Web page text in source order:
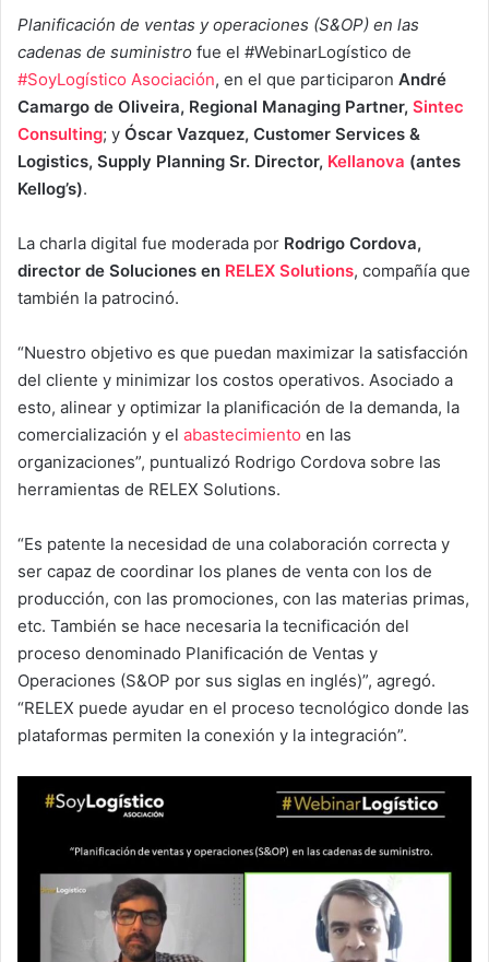
Planificación de ventas y operaciones (S&OP) en las
cadenas de suministro fue el #WebinarLogístico de
#SoyLogístico Asociación, en el que participaron André
Camargo de Oliveira, Regional Managing Partner, Sintec
Consulting; y Óscar Vazquez, Customer Services &
Logistics, Supply Planning Sr. Director, Kellanova (antes
Kellog’s).
La charla digital fue moderada por Rodrigo Cordova,
director de Soluciones en RELEX Solutions, compañía que
también la patrocinó.
“Nuestro objetivo es que puedan maximizar la satisfacción
del cliente y minimizar los costos operativos. Asociado a
esto, alinear y optimizar la planificación de la demanda, la
comercialización y el abastecimiento en las
organizaciones”, puntualizó Rodrigo Cordova sobre las
herramientas de RELEX Solutions.
“Es patente la necesidad de una colaboración correcta y
ser capaz de coordinar los planes de venta con los de
producción, con las promociones, con las materias primas,
etc. También se hace necesaria la tecnificación del
proceso denominado Planificación de Ventas y
Operaciones (S&OP por sus siglas en inglés)”, agregó.
“RELEX puede ayudar en el proceso tecnológico donde las
plataformas permiten la conexión y la integración”.